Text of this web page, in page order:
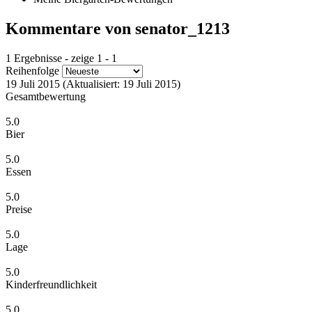
Kommentare von senator_1213
1 Ergebnisse - zeige 1 - 1
Reihenfolge
19 Juli 2015 (Aktualisiert: 19 Juli 2015)
Gesamtbewertung
5.0
Bier
5.0
Essen
5.0
Preise
5.0
Lage
5.0
Kinderfreundlichkeit
5.0